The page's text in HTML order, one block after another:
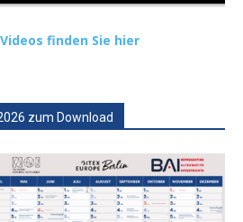
finden Sie hier
zum Download